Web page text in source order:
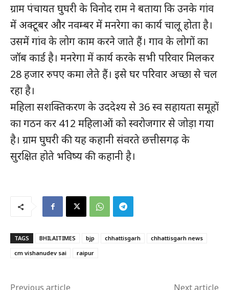
हमसे जुड़े
SUBSCRIBE NOW
ग्राम पंचायत घुघरी के विनोद राम ने बताया कि उनके गांव
में अक्टूबर और नवम्बर में मनरेगा का कार्य चालू होता है।
उसमें गांव के लोग काम करने जाते हैं। गाव के लोगों का
जॉब कार्ड है। मनरेगा में कार्य करके सभी परिवार मिलकर
28 हजार रुपए कमा लेते हैं। इसे घर परिवार अच्छा से चल
रहा है।
महिला सशक्तिकरण के उददेश्य से 36 स्व सहायता समूहों
का गठन कर 412 महिलाओं को स्वरोजगार से जोड़ा गया
है। ग्राम घुघरी की यह कहानी संवरते छत्तीसगढ़ के
सुरक्षित होते भविष्य की कहानी है।
TAGS BHILAITIMES bjp chhattisgarh
chhattisgarh news
cm vishanudev sai
raipur
Previous article Next article